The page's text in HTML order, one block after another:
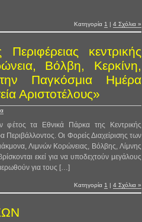
Κατηγορία 1 | 4 Σχόλια »
κεντρικής
Βόλβη, Κερκίνη,
Παγκόσμια Ημέρα
Αριστοτέλους»
φέτος τα Εθνικά Πάρκα της Κεντρικής
Οι Φορείς Διαχείρισης των
Λιμνών Κορώνειας, Βόλβης, Λίμνης
εκεί για να υποδεχτούν μεγάλους
για τους […]
Κατηγορία 1 | 4 Σχόλια »